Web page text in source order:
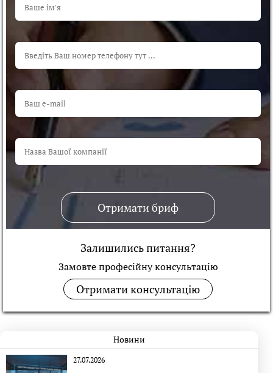
Отримати бриф
Залишились питання?
Замовте професійну консультацiю
Отримати консультацію
Новини
27.07.2026